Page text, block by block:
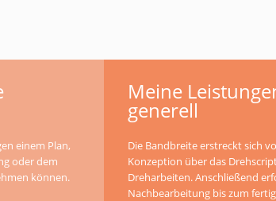
einem Plan,
oder dem
können.
Meine
generell
Die Bandbreite erstreckt sich
Konzeption über das
Dreharbeiten. Anschließend
Nachbearbeitung bis zum